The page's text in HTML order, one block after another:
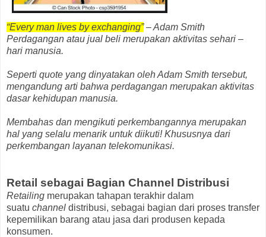
“Every man lives by exchanging”– Adam Smith
Perdagangan atau jual beli merupakan aktivitas sehari –
hari manusia.
Seperti quote yang dinyatakan oleh Adam Smith tersebut,
mengandung arti bahwa perdagangan merupakan aktivitas
dasar kehidupan manusia.
Membahas dan mengikuti perkembangannya merupakan
hal yang selalu menarik untuk diikuti! Khususnya dari
perkembangan layanan telekomunikasi.
Retail sebagai Bagian Channel Distribusi
Retailing merupakan tahapan terakhir dalam
suatu channel distribusi, sebagai bagian dari proses transfer
kepemilikan barang atau jasa dari produsen kepada
konsumen.